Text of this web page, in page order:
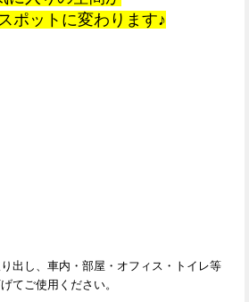
ポットに変わります♪
出し、車内・部屋・オフィス・トイレ等
てご使用ください。